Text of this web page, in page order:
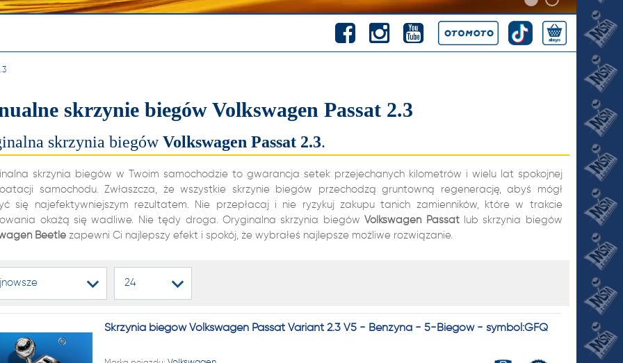
222
RYNKU W REGENERACJI
i automatycznych
biegów, reduktorów
RYNKU W REGENERACJI
i automatycznych
biegów, reduktorów
skrzynie biegów Volkswagen Passat 2.3
skrzynia biegówVolkswagen Passat 2.3.
skrzynia biegów w Twoim samochodzie to gwarancja setek przejechanych kilometrów i wielu lat spokojnej
samochodu. Zwłaszcza, że wszystkie skrzynie biegów przechodzą gruntowną regenerację, abyś mógł
się najefektywniejszym rezultatem. Nie przepłacaj i nie ryzykuj zakupu tanich zamienników, które w trakcie
okażą się wadliwe. Nie tędy droga. Oryginalna skrzynia biegówVolkswagen Passatlub skrzynia biegów
Beetle zapewni Ci najlepszy efekt i spokój, że wybrałeś najlepsze możliwe rozwiązanie.
24
Skrzynia biegów Volkswagen Passat Variant 2.3 V5 - Benzyna - 5-Biegów - symbol:GFQ